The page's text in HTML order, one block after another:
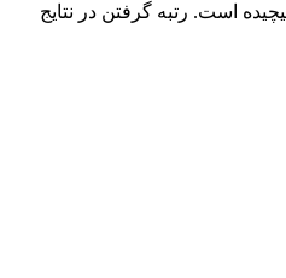
است. رتبه گرفتن در نتایج